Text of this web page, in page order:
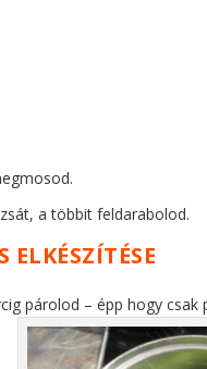
a többit feldarabolod.
ELKÉSZÍTÉSE
párolod – épp hogy